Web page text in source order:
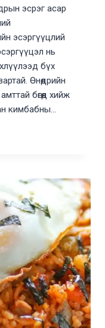
эсрэг асар
эсэргүүцлий
нь
бүх
Өнөөдрийн
бөгөөд хийж
кимбабны…